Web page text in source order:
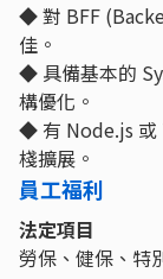
◆ 對 BFF
佳。
◆ 具備基本的
構優化。
◆ 有 Node.js 或
棧擴展。
員工福利
法定項目
勞保、健保、特